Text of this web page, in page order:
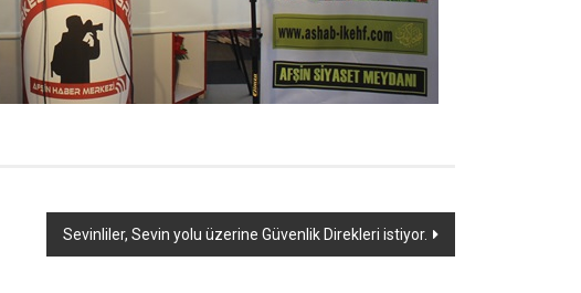
Sevinliler, Sevin yolu üzerine Güvenlik Direkleri istiyor.